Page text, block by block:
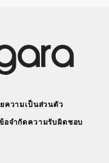
ความเป็นส่วนตัว
อจำกัดความรับผิดชอบ